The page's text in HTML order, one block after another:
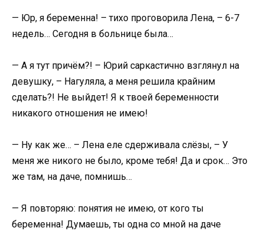
— Юр, я беременна! – тихо проговорила Лена, – 6-7
недель… Сегодня в больнице была…
— А я тут причём?! – Юрий саркастично взглянул на
девушку, – Нагуляла, а меня решила крайним
сделать?! Не выйдет! Я к твоей беременности
никакого отношения не имею!
— Ну как же… – Лена еле сдерживала слёзы, – У
меня же никого не было, кроме тебя! Да и срок… Это
же там, на даче, помнишь…
— Я повторяю: понятия не имею, от кого ты
беременна! Думаешь, ты одна со мной на даче